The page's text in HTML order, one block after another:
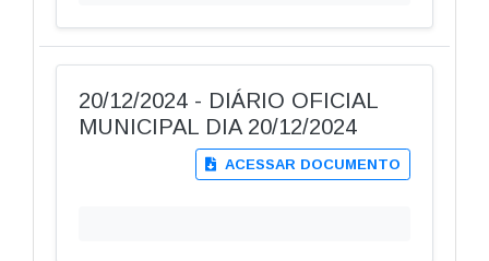
20/12/2024 - DIÁRIO OFICIAL
MUNICIPAL DIA 20/12/2024
ACESSAR DOCUMENTO